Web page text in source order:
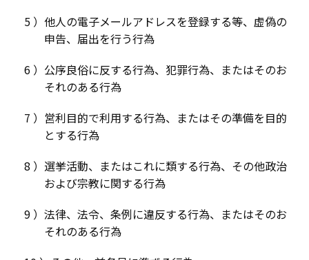
他人の電子メールアドレスを登録する等、虚偽の
申告、届出を行う行為
公序良俗に反する行為、犯罪行為、またはそのお
それのある行為
営利目的で利用する行為、またはその準備を目的
とする行為
選挙活動、またはこれに類する行為、その他政治
および宗教に関する行為
法律、法令、条例に違反する行為、またはそのお
それのある行為